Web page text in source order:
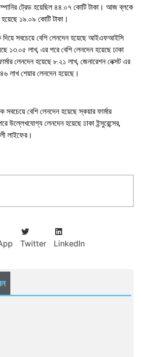
ট্রেড হয়েছিল ৪৪.০৭ কোটি টাকা। আজ ব্লকে
১৯.০৯ কোটি টাকা।
সবচেয়ে বেশি লেনদেন হয়েছে আইএফআইসি
১৩.০৫ লাখ, এর পরে বেশি লেনদেন হয়েছে ঢাকা
লেনদেন হয়েছে ৮.২১ লাখ, জেনারেশন নেক্সট এর
লাখ শেয়ার লেনদেন হয়েছে।
বেশি লেনদেন হয়েছে স্কয়ার ফার্মার
লেনদেন হয়েছে ঢাকা ইন্সুরেন্সের,
লাইফের।
Twitter LinkedIn